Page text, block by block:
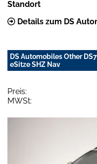
Standort
Details zum DS
DS Automobiles Other
eSitze SHZ Nav
Preis:
MWSt: